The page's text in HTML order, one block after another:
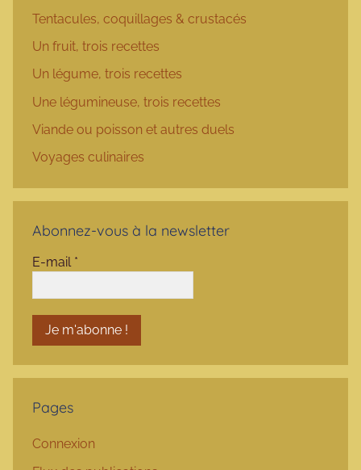
Tentacules, coquillages & crustacés
Un fruit, trois recettes
Un légume, trois recettes
Une légumineuse, trois recettes
Viande ou poisson et autres duels
Voyages culinaires
Abonnez-vous à la newsletter
E-mail *
Pages
Connexion